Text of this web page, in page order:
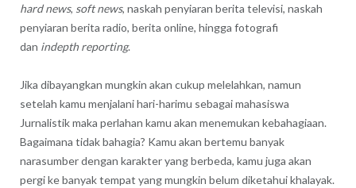
hard news, soft news, naskah penyiaran berita televisi, naskah
penyiaran berita radio, berita online, hingga fotografi
dan indepth reporting.
Jika dibayangkan mungkin akan cukup melelahkan, namun
setelah kamu menjalani hari-harimu sebagai mahasiswa
Jurnalistik maka perlahan kamu akan menemukan kebahagiaan.
Bagaimana tidak bahagia? Kamu akan bertemu banyak
narasumber dengan karakter yang berbeda, kamu juga akan
pergi ke banyak tempat yang mungkin belum diketahui khalayak.